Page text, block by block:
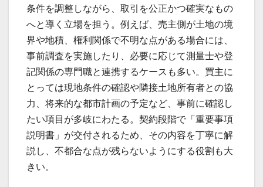
条件を調整しながら、取引を公正かつ確実なもの
へと導く立場を担う。例えば、売主側が土地の境
界や地積、権利関係で不明な点がある場合には、
事前調査を実施したり、必要に応じて測量士や登
記関係の専門職と連携するケースも多い。買主に
とっては現地条件の確認や隣接土地所有者との協
力、将来的な都市計画の予定など、事前に確認し
たい項目が多岐にわたる。契約段階で「重要事項
説明書」が交付されるため、その内容を丁寧に解
説し、不都合な点が残らないようにする役割も大
きい。